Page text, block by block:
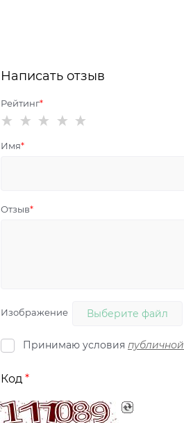
Написать отзыв
Рейтинг
Имя
Отзыв
Изображение Выберите файл
Принимаю условия
Код